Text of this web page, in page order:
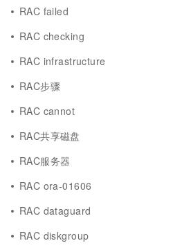
RAC failed
RAC checking
RAC infrastructure
RAC步骤
RAC cannot
RAC共享磁盘
RAC服务器
RAC ora-01606
RAC dataguard
RAC diskgroup